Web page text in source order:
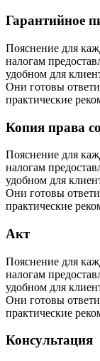
Гарантийное
Пояснение для
налогам
удобном для
Они готовы
практические
Копия права
Пояснение для
налогам
удобном для
Они готовы
практические
Акт
Пояснение для
налогам
удобном для
Они готовы
практические
Консультация